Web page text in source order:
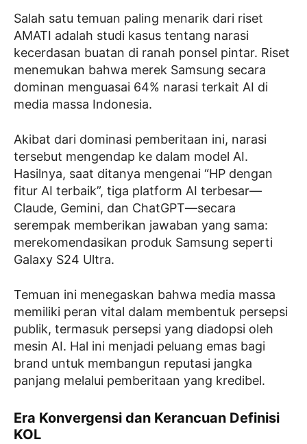
Salah satu temuan paling menarik dari riset
AMATI adalah studi kasus tentang narasi
kecerdasan buatan di ranah ponsel pintar. Riset
menemukan bahwa merek Samsung secara
dominan menguasai 64% narasi terkait AI di
media massa Indonesia.
Akibat dari dominasi pemberitaan ini, narasi
tersebut mengendap ke dalam model AI.
Hasilnya, saat ditanya mengenai “HP dengan
fitur AI terbaik”, tiga platform AI terbesar—
Claude, Gemini, dan ChatGPT—secara
serempak memberikan jawaban yang sama:
merekomendasikan produk Samsung seperti
Galaxy S24 Ultra.
Temuan ini menegaskan bahwa media massa
memiliki peran vital dalam membentuk persepsi
publik, termasuk persepsi yang diadopsi oleh
mesin AI. Hal ini menjadi peluang emas bagi
brand untuk membangun reputasi jangka
panjang melalui pemberitaan yang kredibel.
Era Konvergensi dan Kerancuan Definisi
KOL